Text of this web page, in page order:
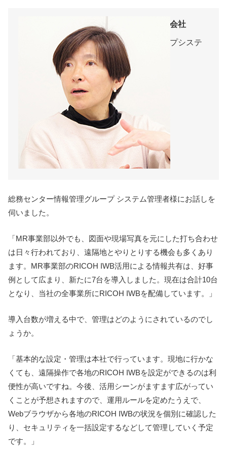
味の素エンジニアリング株式会社
総務センター情報管理グループシステ
ム管理者
総務センター情報管理グループ システム管理者様にお話しを
伺いました。
「MR事業部以外でも、図面や現場写真を元にした打ち合わせ
は日々行われており、遠隔地とやりとりする機会も多くあり
ます。MR事業部のRICOH IWB活用による情報共有は、好事
例として広まり、新たに7台を導入しました。現在は合計10台
となり、当社の全事業所にRICOH IWBを配備しています。」
導入台数が増える中で、管理はどのようにされているのでし
ょうか。
「基本的な設定・管理は本社で行っています。現地に行かな
くても、遠隔操作で各地のRICOH IWBを設定ができるのは利
便性が高いですね。今後、活用シーンがますます広がってい
くことが予想されますので、運用ルールを定めたうえで、
Webブラウザから各地のRICOH IWBの状況を個別に確認した
り、セキュリティを一括設定するなどして管理していく予定
です。」